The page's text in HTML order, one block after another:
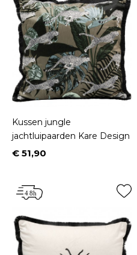
Kussen jungle
jachtluipaarden Kare Design
Prijs
€ 51,90